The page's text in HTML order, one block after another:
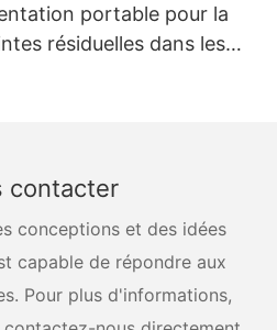
portable pour la
résiduelles dans les
contacter
conceptions et des idées
capable de répondre aux
Pour plus d'informations,